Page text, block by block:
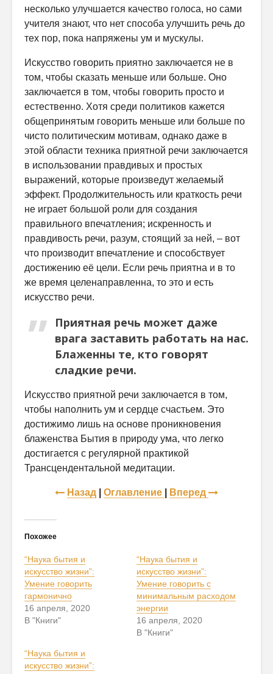
несколько улучшается качество голоса, но сами
учителя знают, что нет способа улучшить речь до
тех пор, пока напряжены ум и мускулы.
Искусство говорить приятно заключается не в
том, чтобы сказать меньше или больше. Оно
заключается в том, чтобы говорить просто и
естественно. Хотя среди политиков кажется
общепринятым говорить меньше или больше по
чисто политическим мотивам, однако даже в
этой области техника приятной речи заключается
в использовании правдивых и простых
выражений, которые произведут желаемый
эффект. Продолжительность или краткость речи
не играет большой роли для создания
правильного впечатления; искренность и
правдивость речи, разум, стоящий за ней, – вот
что производит впечатление и способствует
достижению её цели. Если речь приятна и в то
же время целенаправленна, то это и есть
искусство речи.
Приятная речь может даже
врага заставить работать на нас.
Блаженны те, кто говорят
сладкие речи.
Искусство приятной речи заключается в том,
чтобы наполнить ум и сердце счастьем. Это
достижимо лишь на основе проникновения
блаженства Бытия в природу ума, что легко
достигается с регулярной практикой
Трансцендентальной медитации.
Назад Оглавление Вперед
Похожее
“Наука бытия и
искусство жизни”:
Умение говорить
гармонично
16 апреля, 2020
В "Книги"
“Наука бытия и
искусство жизни”:
Умение говорить с
минимальным расходом
энергии
16 апреля, 2020
В "Книги"
“Наука бытия и
искусство жизни”: